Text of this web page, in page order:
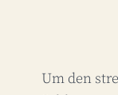
Um den